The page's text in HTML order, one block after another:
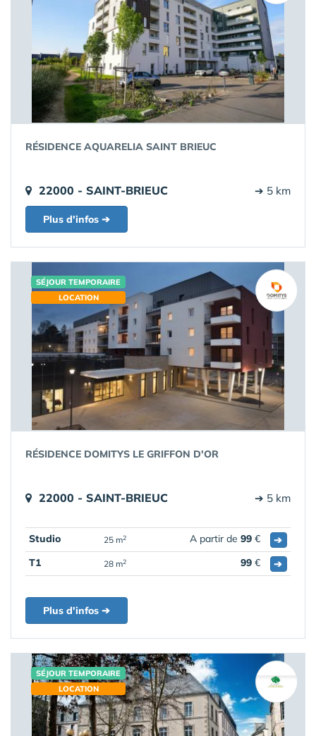
RÉSIDENCE AQUARELIA SAINT BRIEUC
22000 - SAINT-BRIEUC ➔ 5 km
Plus d'infos ➔
SÉJOUR TEMPORAIRE
LOCATION
RÉSIDENCE DOMITYS LE GRIFFON D'OR
22000 - SAINT-BRIEUC ➔ 5 km
Studio 25 m2 A partir de 99 €
➔
T1
28 m2 99 € ➔
Plus d'infos ➔
SÉJOUR TEMPORAIRE
LOCATION